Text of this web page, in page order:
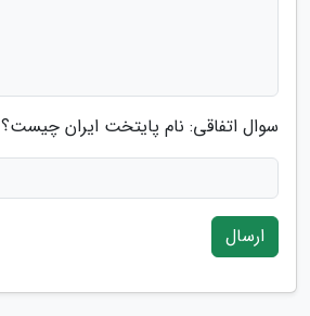
سوال اتفاقی: نام پایتخت ایران چیست؟
ارسال